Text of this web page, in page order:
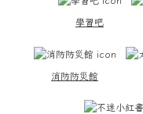
學習吧
消防防災館